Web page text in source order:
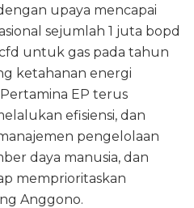
upaya mencapai
sejumlah 1 juta bopd
untuk gas pada tahun
ketahanan energi
EP terus
efisiensi, dan
pengelolaan
daya manusia, dan
memprioritaskan
Anggono.